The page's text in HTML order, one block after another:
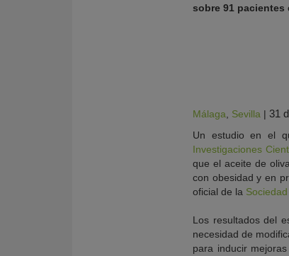
sobre 91 pacientes
Málaga Sevilla | 31
Un estudio en el
Investigaciones
que el aceite de
con obesidad y en
oficial de la
Los resultados del
necesidad de
para inducir